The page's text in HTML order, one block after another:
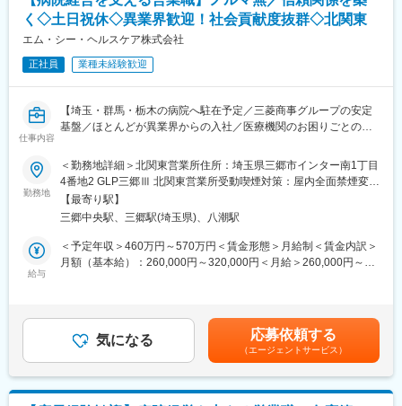
本人の頑張りを昇給、昇格にて評価される制度が御座います。ま
た、事業拡大に伴い、新規の営業所も出店しており、営業所長や
エリアを管理する責任者などのポストがある為、早期のキャリア
アップが見込めます。 ※実際に入社4年前後で所長になった中途入
社の方もいらっしゃいます。
■会社情報：
当社は入院中に必要となるアメニティ(パジャマ・タオル・日用
品）をレンタルするアメニティサポートシステムを提供している
レンタルだけでなく、病院・介護施設内での申込の受付業務から
ご利用者への提供・回収・請求まで全て弊社で受け持っておりま
す。そのため医療・介護施設の業務負担の軽減もでき多くのメリ
ットがあります。拠点は北海道から九州まで展開し、毎年増収・
変更の範囲：会社の定める業務
く◇土日祝休◇異業界歓迎！社会貢献度抜群◇北関東
エム・シー・ヘルスケア株式会社
正社員 業種未経験歓迎
仕事内容
【埼玉・群馬・栃木の病院へ駐在予定／三菱商事グループの安定
基盤／ほとんどが異業界からの入社／医療機関のお困りごとの調
■職務内容：
当社は、病院経営のパートナーとして、病院で使用する医療材料
や医薬品の調達、物品管理や、医療材料費に関する削減の提案を
行っております。
本ポジションでは、基本的には顧客となる病院に常駐し、医療現
場の後方支援に必要な業務に取り組んでいただきます。
（1）病院内の物流管理（SPD）
・医療材料や医薬品の調達代行
└材料の仕分けや納品作業はパートさんが担当しております。そ
勤務地
＜勤務地詳細＞北関東営業所住所：埼玉県三郷市インター南1丁目
4番地2 GLP三郷Ⅲ 北関東営業所受動喫煙対策：屋内全面禁煙変更
の範囲：会社の定める事業所
【最寄り駅】
三郷中央駅、三郷駅(埼玉県)、八潮駅
給与
＜予定年収＞460万円～570万円＜賃金形態＞月給制＜賃金内訳＞
月額（基本給）：260,000円～320,000円＜月給＞260,000円～
くまでも目安の金額であり、選考を通じて上下する可能性があり
ます。月給(月額)は固定手当を含めた表記です。
気になる 応募依頼する
（エージェントサービス）